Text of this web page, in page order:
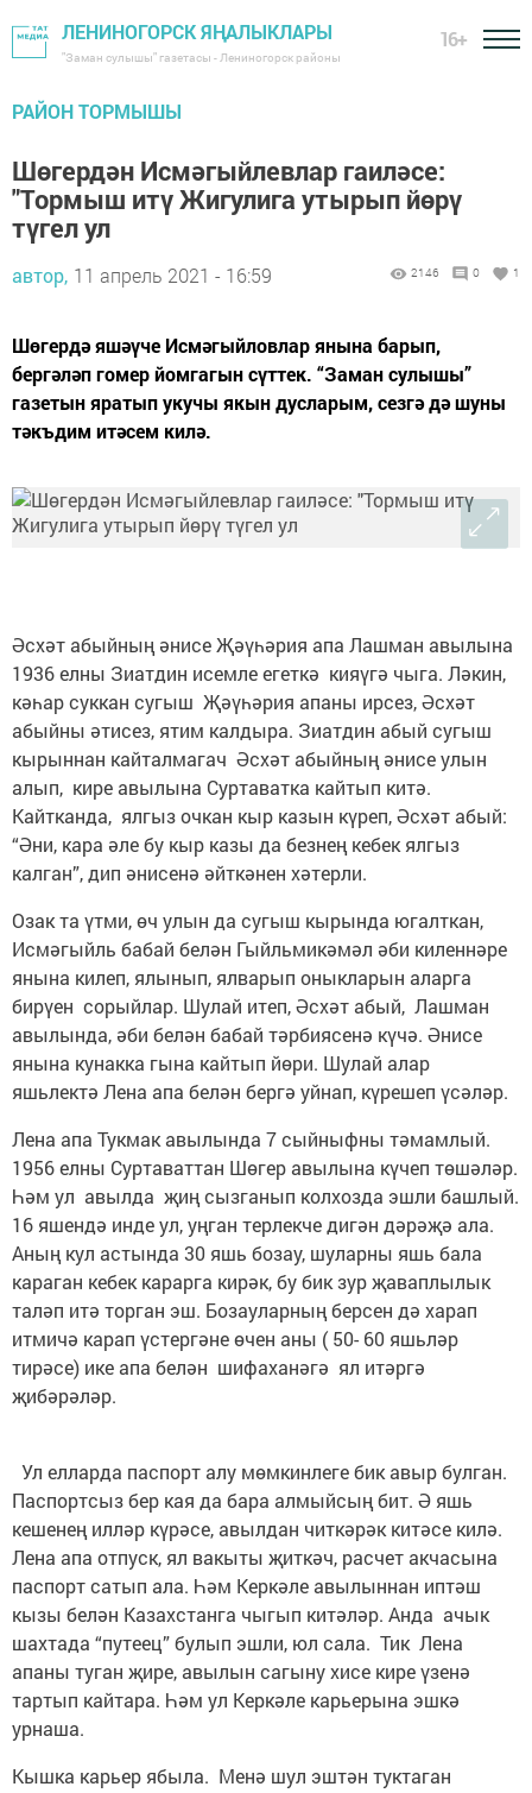
ЛЕНИНОГОРСК ЯҢАЛЫКЛАРЫ
"Заман сулышы" газетасы - Лениногорск районы
16+
РАЙОН ТОРМЫШЫ
Шөгердән Исмәгыйлевлар гаиләсе:
"Тормыш итү Жигулига утырып йөрү
түгел ул
автор, 11 апрель 2021 - 16:59 2146 0 1
Шөгердә яшәүче Исмәгыйловлар янына барып,
бергәләп гомер йомгагын сүттек. “Заман сулышы”
газетын яратып укучы якын дусларым, сезгә дә шуны
тәкъдим итәсем килә.
Әсхәт абыйның әнисе Җәүһәрия апа Лашман авылына
1936 елны Зиатдин исемле егеткә кияүгә чыга. Ләкин,
кәһар суккан сугыш Җәүһәрия апаны ирсез, Әсхәт
абыйны әтисез, ятим калдыра. Зиатдин абый сугыш
кырыннан кайталмагач Әсхәт абыйның әнисе улын
алып, кире авылына Суртаватка кайтып китә.
Кайтканда, ялгыз очкан кыр казын күреп, Әсхәт абый:
“Әни, кара әле бу кыр казы да безнең кебек ялгыз
калган”, дип әнисенә әйткәнен хәтерли.
Озак та үтми, өч улын да сугыш кырында югалткан,
Исмәгыйль бабай белән Гыйльмикәмәл әби киленнәре
янына килеп, ялынып, ялварып оныкларын аларга
бирүен сорыйлар. Шулай итеп, Әсхәт абый, Лашман
авылында, әби белән бабай тәрбиясенә күчә. Әнисе
янына кунакка гына кайтып йөри. Шулай алар
яшьлектә Лена апа белән бергә уйнап, күрешеп үсәләр.
Лена апа Тукмак авылында 7 сыйныфны тәмамлый.
1956 елны Суртаваттан Шөгер авылына күчеп төшәләр.
Һәм ул авылда җиң сызганып колхозда эшли башлый.
16 яшендә инде ул, уңган терлекче дигән дәрәҗә ала.
Аның кул астында 30 яшь бозау, шуларны яшь бала
караган кебек карарга кирәк, бу бик зур җаваплылык
таләп итә торган эш. Бозауларның берсен дә харап
итмичә карап үстергәне өчен аны ( 50- 60 яшьләр
тирәсе) ике апа белән шифаханәгә ял итәргә
җибәрәләр.
Ул елларда паспорт алу мөмкинлеге бик авыр булган.
Паспортсыз бер кая да бара алмыйсың бит. Ә яшь
кешенең илләр күрәсе, авылдан читкәрәк китәсе килә.
Лена апа отпуск, ял вакыты җиткәч, расчет акчасына
паспорт сатып ала. Һәм Керкәле авылыннан иптәш
кызы белән Казахстанга чыгып китәләр. Анда ачык
шахтада “путеец” булып эшли, юл сала. Тик Лена
апаны туган җире, авылын сагыну хисе кире үзенә
тартып кайтара. Һәм ул Керкәле карьерына эшкә
урнаша.
Кышка карьер ябыла. Менә шул эштән туктаган